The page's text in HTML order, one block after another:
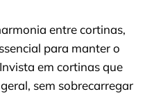
entre cortinas,
para manter o
em cortinas que
sem sobrecarregar